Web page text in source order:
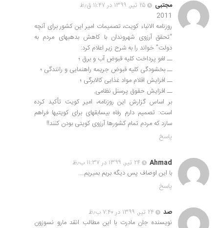
مجتبی
۲۵ تیر, ۱۳۹۹ در ۱۱:۴۷ ق٫ظ
2011
روزنامه الانباء کویت، تصمیمات امیر این کشور برای آنچه
“تحقق آرزوی شهروندان با کاهش بدهی‏های مردم به
دولت” خواند را به شرح زیر اعلام کرد:
ــ لغو پرداخت کلیه قبوض آب و برق ؛
ــ بخشودگی کلیه قبوض جریمه راهنمایی و رانندگی ؛
ــ افزایش اقلام مواد غذایی کالابرگی ؛
ــ افزایش حقوق پرسنل نظامی.
بر اساس گزارش این روزنامه، امیر کویت تأکید کرده
است: تصمیم دارم رفاه بی‏سابقه‏ای برای کویتی‏ها فراهم
سازد که مردم تمام کشورها آرزوی کویتی بودن کنند!!
پاسخ
Ahmad
۲۴ تیر, ۱۳۹۹ در ۱۱:۳۷ ب٫ظ
با این اوصاف پس دیگه بریم بمیریم….
پاسخ
صد
۲۴ تیر, ۱۳۹۹ در ۷:۴۰ ب٫ظ
نویسنده جان مادرت با این مطالب انقد مارو نسوزون